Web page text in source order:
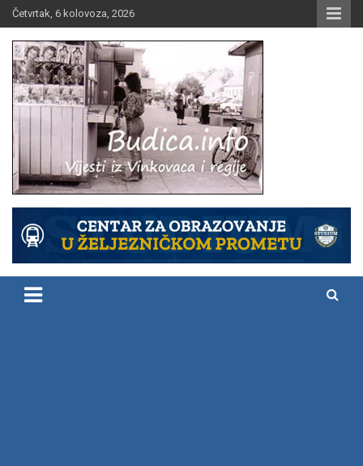
Skip
to
content
Četvrtak, 6 kolovoza, 2026
Budica.info